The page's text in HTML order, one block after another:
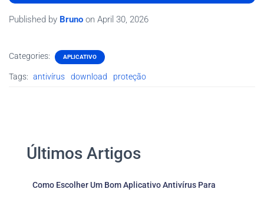
Published by Bruno on April 30, 2026
Categories: APLICATIVO
Tags: antivírus download proteção
Últimos Artigos
Como Escolher Um Bom Aplicativo Antivírus Para